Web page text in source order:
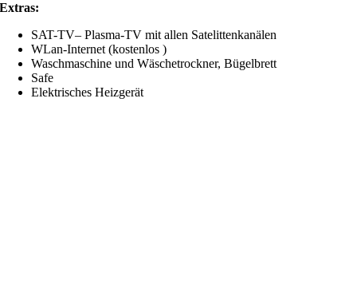
Extras:
SAT-TV– Plasma-TV mit allen Satelittenkanälen
WLan-Internet (kostenlos )
Waschmaschine und Wäschetrockner, Bügelbrett
Safe
Elektrisches Heizgerät